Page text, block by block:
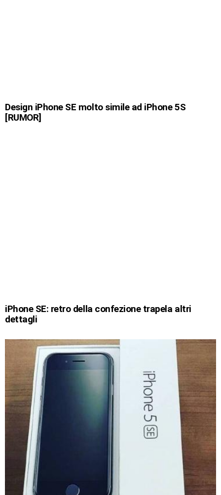
Design iPhone SE molto simile ad iPhone 5S
[RUMOR]
iPhone SE: retro della confezione trapela altri
dettagli